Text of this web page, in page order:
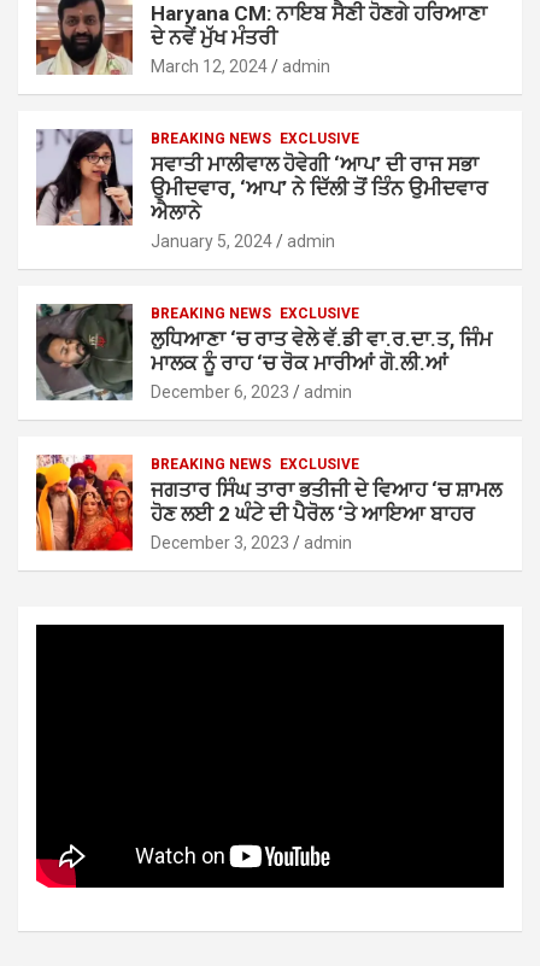
Haryana CM: ਨਾਇਬ ਸੈਣੀ ਹੋਣਗੇ ਹਰਿਆਣਾ
ਦੇ ਨਵੇਂ ਮੁੱਖ ਮੰਤਰੀ
March 12, 2024 admin
BREAKING NEWS EXCLUSIVE
ਸਵਾਤੀ ਮਾਲੀਵਾਲ ਹੋਵੇਗੀ ‘ਆਪ’ ਦੀ ਰਾਜ ਸਭਾ
ਉਮੀਦਵਾਰ, ‘ਆਪ’ ਨੇ ਦਿੱਲੀ ਤੋਂ ਤਿੰਨ ਉਮੀਦਵਾਰ
ਐਲਾਨੇ
January 5, 2024 admin
BREAKING NEWS EXCLUSIVE
ਲੁਧਿਆਣਾ ‘ਚ ਰਾਤ ਵੇਲੇ ਵੱ.ਡੀ ਵਾ.ਰ.ਦਾ.ਤ, ਜਿੰਮ
ਮਾਲਕ ਨੂੰ ਰਾਹ ‘ਚ ਰੋਕ ਮਾਰੀਆਂ ਗੋ.ਲੀ.ਆਂ
December 6, 2023 admin
BREAKING NEWS EXCLUSIVE
ਜਗਤਾਰ ਸਿੰਘ ਤਾਰਾ ਭਤੀਜੀ ਦੇ ਵਿਆਹ ‘ਚ ਸ਼ਾਮਲ
ਹੋਣ ਲਈ 2 ਘੰਟੇ ਦੀ ਪੈਰੋਲ ‘ਤੇ ਆਇਆ ਬਾਹਰ
December 3, 2023 admin